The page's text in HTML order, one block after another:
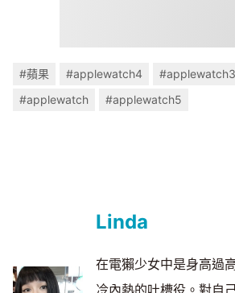
#蘋果 #applewatch4 #applewatch3
#applewatch
#applewatch5
Linda
在電獺少女中是身高過
冷內熱的吐槽役。對自